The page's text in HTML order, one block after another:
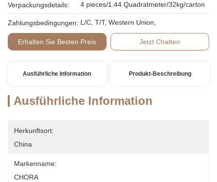
Verpackungsdetails: 4 pieces/1.44 Quadratmeter/32kg/carton
Zahlungsbedingungen: L/C, T/T, Western Union,
Erhalten Sie Besten Preis Jetzt Chatten
Ausführliche Information Produkt-Beschreibung
Ausführliche Information
Herkunftsort:
China
Markenname:
CHORA